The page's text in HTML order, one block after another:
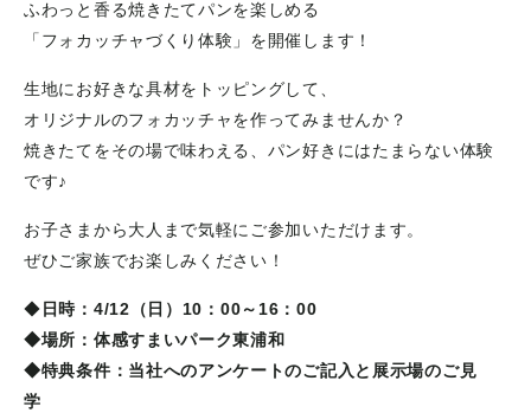
ふわっと香る焼きたてパンを楽しめる
「フォカッチャづくり体験」を開催します！
生地にお好きな具材をトッピングして、
オリジナルのフォカッチャを作ってみませんか？
焼きたてをその場で味わえる、パン好きにはたまらない体験
です♪
お子さまから大人まで気軽にご参加いただけます。
ぜひご家族でお楽しみください！
◆日時：4/12（日）10：00～16：00
◆場所：体感すまいパーク東浦和
◆特典条件：当社へのアンケートのご記入と展示場のご見
学